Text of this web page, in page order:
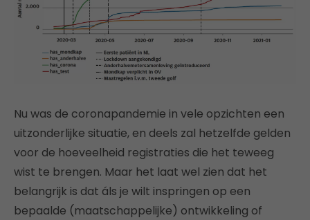
Nu was de coronapandemie in vele opzichten een
uitzonderlijke situatie, en deels zal hetzelfde gelden
voor de hoeveelheid registraties die het teweeg
wist te brengen. Maar het laat wel zien dat het
belangrijk is dat áls je wilt inspringen op een
bepaalde (maatschappelijke) ontwikkeling of